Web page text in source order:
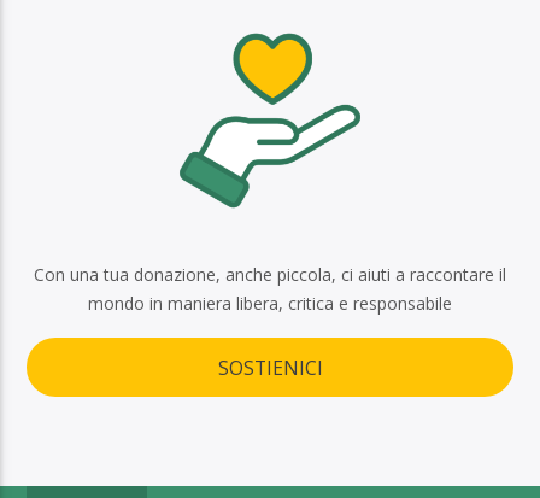
Con una tua donazione, anche piccola, ci aiuti a raccontare il
mondo in maniera libera, critica e responsabile
SOSTIENICI